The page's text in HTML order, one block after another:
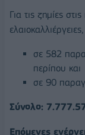
Για τις ζημίες
σε 582
περίπου και
σε 90
Σύνολο:
Επόμενες